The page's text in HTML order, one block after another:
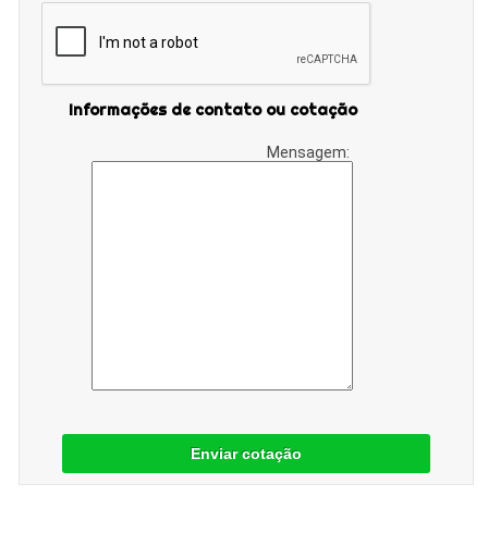
Informações de contato ou cotação
Mensagem:
Enviar cotação